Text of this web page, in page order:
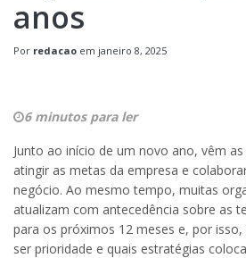
anos
Por redacao em janeiro 8, 2025
6 minutos para ler
Junto ao início de um novo ano, vêm
atingir as metas da empresa e
negócio. Ao mesmo tempo, muitas
atualizam com antecedência sobre as
para os próximos 12 meses e, por
ser prioridade e quais estratégias